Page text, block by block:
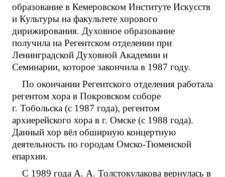
образование в Кемеровском Институте Искусств
и Культуры на факультете хорового
дирижирования. Духовное образование
получила на Регентском отделении при
Ленинградской Духовной Академии и
Семинарии, которое закончила в 1987 году.
По окончании Регентского отделения работала
регентом хора в Покровском соборе
г. Тобольска (с 1987 года), регентом
архиерейского хора в г. Омске (с 1988 года).
Данный хор вёл обширную концертную
деятельность по городам Омско-Тюменской
епархии.
С 1989 года А. А. Толстокулакова вернулась в